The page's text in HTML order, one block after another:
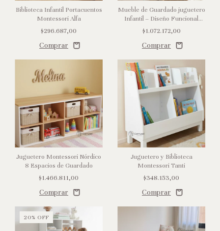
Biblioteca Infantil Portacuentos
Montessori Alfa
$296.687,00
Mueble de Guardado juguetero
Infantil – Diseño Funcional
Litin
$1.072.172,00
Juguetero Montessori Nórdico
8 Espacios de Guardado
$1.466.811,00
Juguetero y Biblioteca
Montessori Tanti
$348.153,00
20% OFF